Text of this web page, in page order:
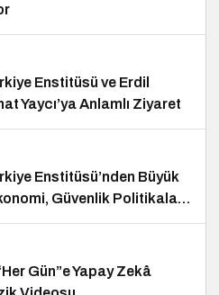
Enstitüsü ve Erdil
Yaycı’ya Anlamlı Ziyaret
Enstitüsü’nden Büyük
Güvenlik Politikaları
Gün”e Yapay Zekâ